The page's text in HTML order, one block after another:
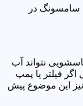
سامسونگ در
نتواند آب
فیلتر یا پمپ
این موضوع پیش